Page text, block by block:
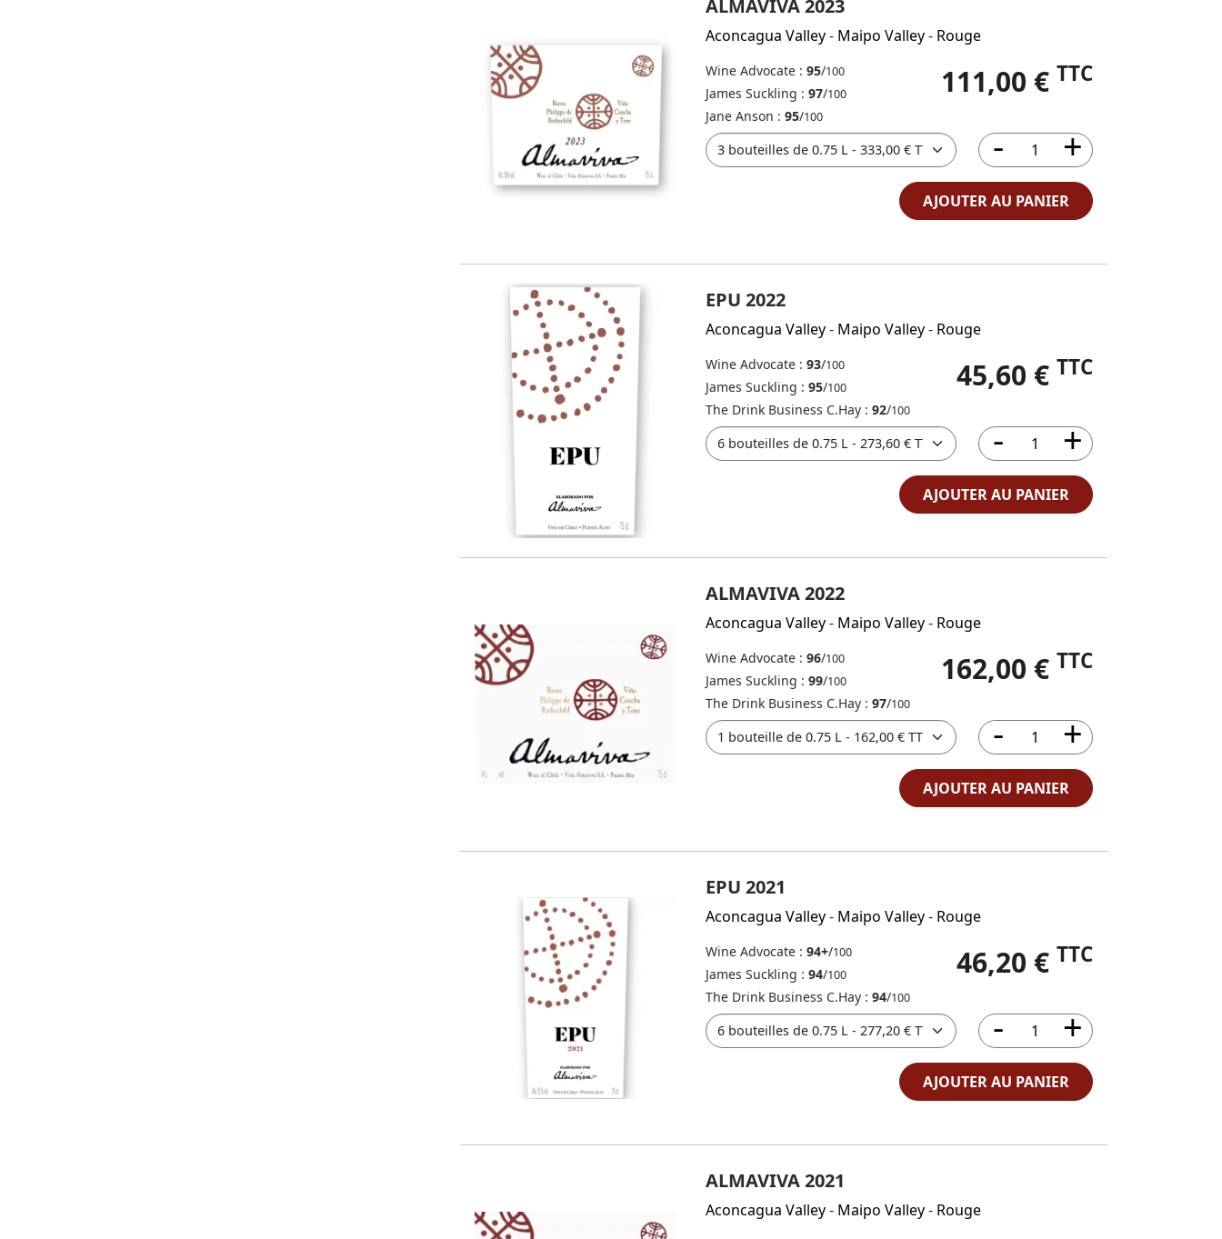
ALMAVIVA 2023
Aconcagua Valley- Maipo Valley- Rouge
Wine Advocate : 95/100
James Suckling : 97/100
Jane Anson : 95/100
111,00 € TTC
AJOUTER AU PANIER
EPU 2022
Aconcagua Valley- Maipo Valley- Rouge
Wine Advocate : 93/100
James Suckling : 95/100
The Drink Business C.Hay : 92/100
45,60 € TTC
AJOUTER AU PANIER
ALMAVIVA 2022
Aconcagua Valley- Maipo Valley- Rouge
Wine Advocate : 96/100
James Suckling : 99/100
The Drink Business C.Hay : 97/100
162,00 € TTC
AJOUTER AU PANIER
EPU 2021
Aconcagua Valley- Maipo Valley- Rouge
Wine Advocate : 94+/100
James Suckling : 94/100
The Drink Business C.Hay : 94/100
46,20 € TTC
AJOUTER AU PANIER
ALMAVIVA 2021
Aconcagua Valley- Maipo Valley- Rouge